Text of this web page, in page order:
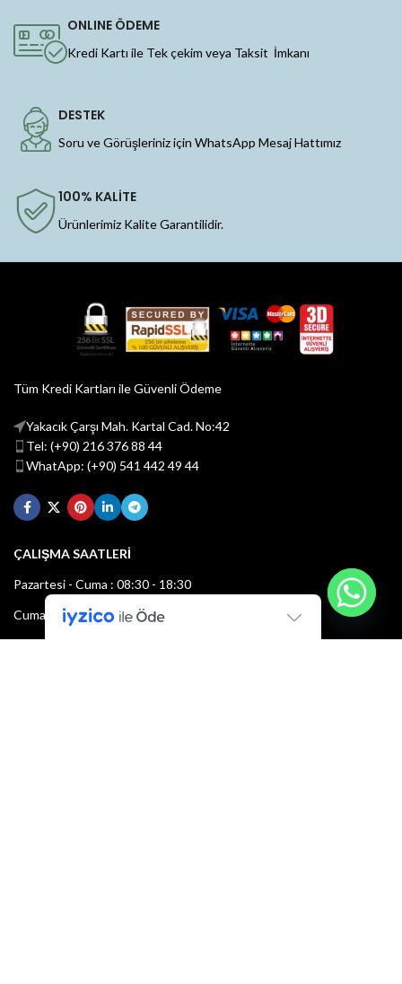
ONLINE ÖDEME
Kredi Kartı ile Tek çekim veya Taksit İmkanı
DESTEK
Soru ve Görüşleriniz için WhatsApp Mesaj Hattımız
100% KALİTE
Ürünlerimiz Kalite Garantilidir.
Tüm Kredi Kartları ile Güvenli Ödeme
Yakacık Çarşı Mah. Kartal Cad. No:42
Tel: (+90) 216 376 88 44
WhatApp: (+90) 541 442 49 44
ÇALIŞMA SAATLERİ
Pazartesi - Cuma : 08:30 - 18:30
Cumartesi : 08:30 - 13:00